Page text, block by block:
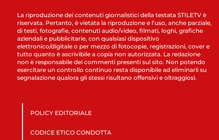
La riproduzione dei contenuti giornalistici della testata STILETV è
riservata. Pertanto, è vietata la riproduzione e l’uso, anche parziale,
di testi, fotografie, contenuti audio/video, filmati, loghi, grafiche
aziendali e pubblicitarie, con qualsiasi dispositivo
elettronico/digitale o per mezzo di fotocopie, registrazioni, cover e
tutto quanto è ascrivibile a copia non autorizzata. La redazione
non è responsabile dei commenti presenti sul sito. Non potendo
esercitare un controllo continuo resta disponibile ad eliminarli su
segnalazione qualora gli stessi risultano offensivi e oltraggiosi.
POLICY EDITORIALE
CODICE ETICO CONDOTTA